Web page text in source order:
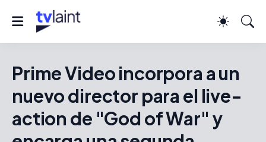
Prime Video incorpora a un
nuevo director para el live-
action de "God of War" y